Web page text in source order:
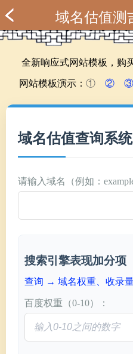
域名估值测
全新响应式网站模板，购
网站模板演示： ① ② ③
域名估值查询系统
请输入域名（例如：
搜索引擎表现加分项
查询 → 域名权重、收录
百度权重（0-10）：